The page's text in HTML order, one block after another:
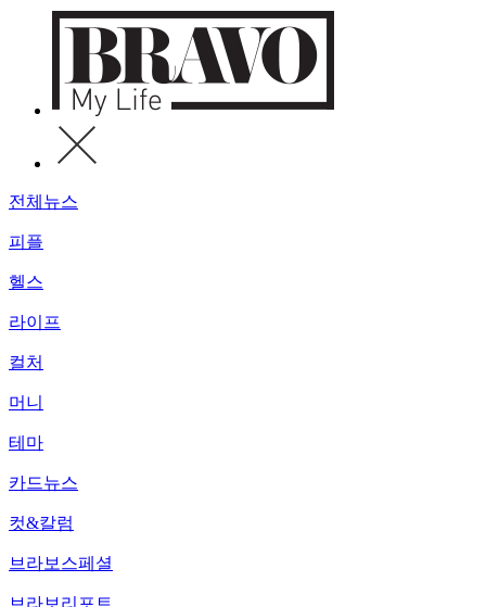
전체뉴스
피플
헬스
라이프
컬처
머니
테마
카드뉴스
컷&칼럼
브라보스페셜